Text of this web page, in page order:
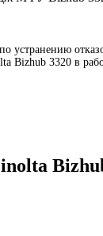
3320 в